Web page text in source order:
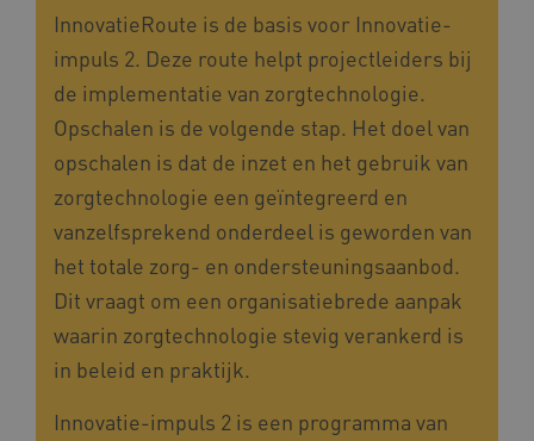
InnovatieRoute is de basis voor Innovatie-
impuls 2. Deze route helpt projectleiders bij
de implementatie van zorgtechnologie.
Opschalen is de volgende stap. Het doel van
opschalen is dat de inzet en het gebruik van
zorgtechnologie een geïntegreerd en
vanzelfsprekend onderdeel is geworden van
het totale zorg- en ondersteuningsaanbod.
Dit vraagt om een organisatiebrede aanpak
waarin zorgtechnologie stevig verankerd is
in beleid en praktijk.
Innovatie-impuls 2 is een programma van
_ga_NWZZME161M .kennispleingehandicaptensector.nl
AWSALB
Amazon.com Inc.
a594.kennispleingehandicaptensector.nl